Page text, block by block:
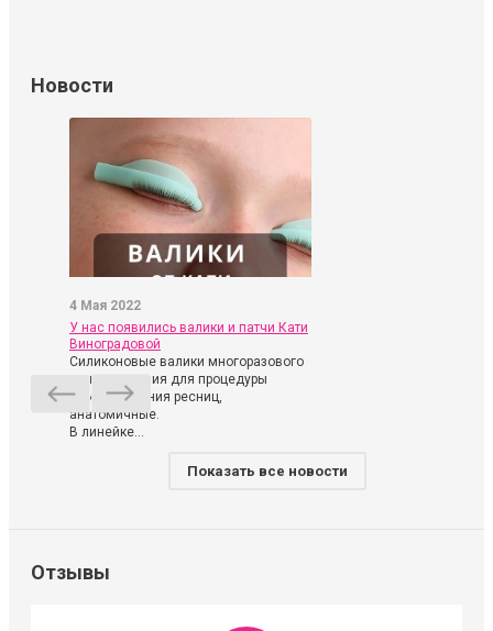
Новости
4 Мая 2022
У нас появились валики и патчи Кати
Виноградовой
Силиконовые валики многоразового
использования для процедуры
ламинирования ресниц,
анатомичные.
В линейке...
Показать все новости
Отзывы